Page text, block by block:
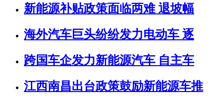
新能源补贴政策面临两难 退坡幅
海外汽车巨头纷纷发力电动车 逐
跨国车企发力新能源汽车 自主车
江西南昌出台政策鼓励新能源车推